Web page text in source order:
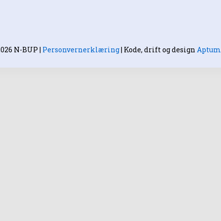
N-BUP | Personvernerklæring| Kode, drift og design